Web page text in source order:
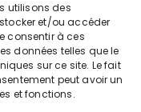
utilisons des
et/ou accéder
consentir à ces
données telles que le
sur ce site. Le fait
peut avoir un
et fonctions.